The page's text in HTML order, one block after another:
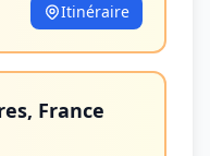
Itinéraire
France